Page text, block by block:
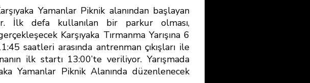
Yamanlar Piknik alanından başlayan
İlk defa kullanılan bir parkur olması,
Karşıyaka Tırmanma Yarışına 6
saatleri arasında antrenman çıkışları ile
ilk startı 13:00’te veriliyor. Yarışmada
Yamanlar Piknik Alanında düzenlenecek